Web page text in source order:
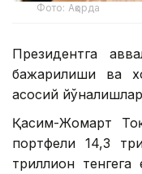
Фото: Ақорда
Президентга
бажарилиши ва
асосий
Қасим-Жомарт
портфели 14,3
триллион